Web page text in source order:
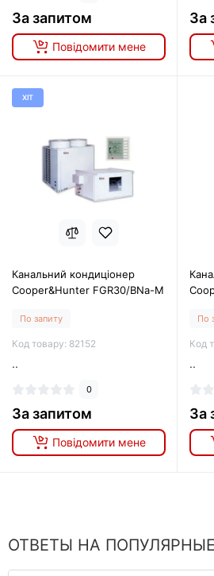
За запитом
Повідомити мене
За
ХІТ
Канальний кондиціонер
Cooper&Hunter FGR30/BNa-M
По запиту
Код товару: 82152
..
0
За запитом
Повідомити мене
По
Код
..
За
ОТВЕТЫ НА